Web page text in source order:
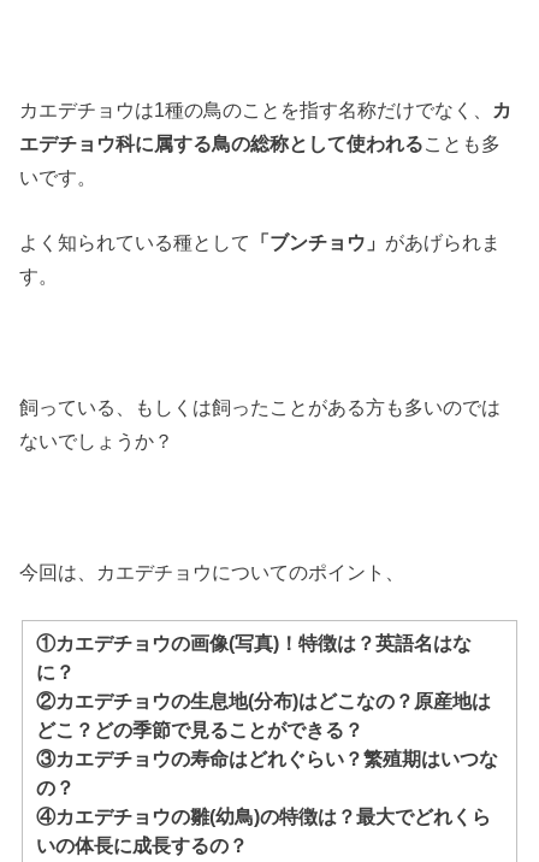
カエデチョウは1種の鳥のことを指す名称だけでなく、 カ
エデチョウ科に属する鳥の総称として使われることも多
いです。
よく知られている種として 「ブンチョウ」 があげられま
す。
飼っている、もしくは飼ったことがある方も多いのでは
ないでしょうか？
今回は、カエデチョウについてのポイント、
①カエデチョウの画像(写真)！特徴は？英語名はな
に？
②カエデチョウの生息地(分布)はどこなの？原産地は
どこ？どの季節で見ることができる？
③カエデチョウの寿命はどれぐらい？繁殖期はいつな
の？
④カエデチョウの雛(幼鳥)の特徴は？最大でどれくら
いの体長に成長するの？